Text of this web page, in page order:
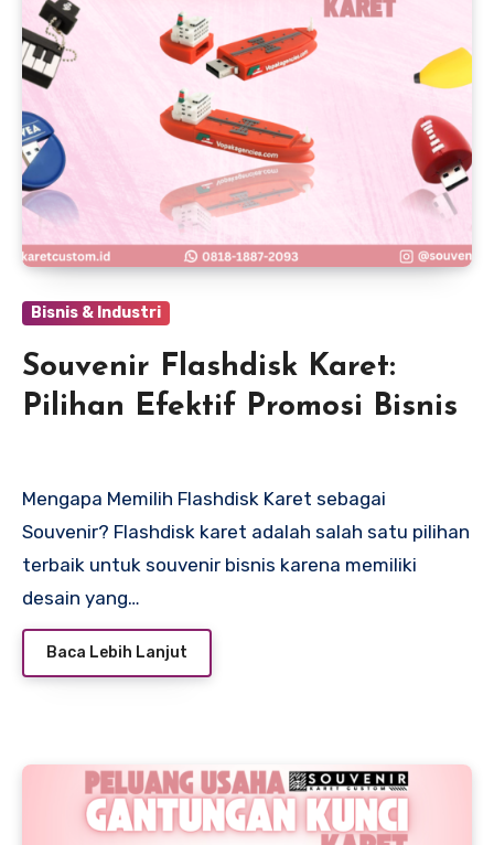
Bisnis & Industri
Souvenir Flashdisk Karet:
Pilihan Efektif Promosi Bisnis
Mengapa Memilih Flashdisk Karet sebagai
Souvenir? Flashdisk karet adalah salah satu pilihan
terbaik untuk souvenir bisnis karena memiliki
desain yang…
Baca Lebih Lanjut